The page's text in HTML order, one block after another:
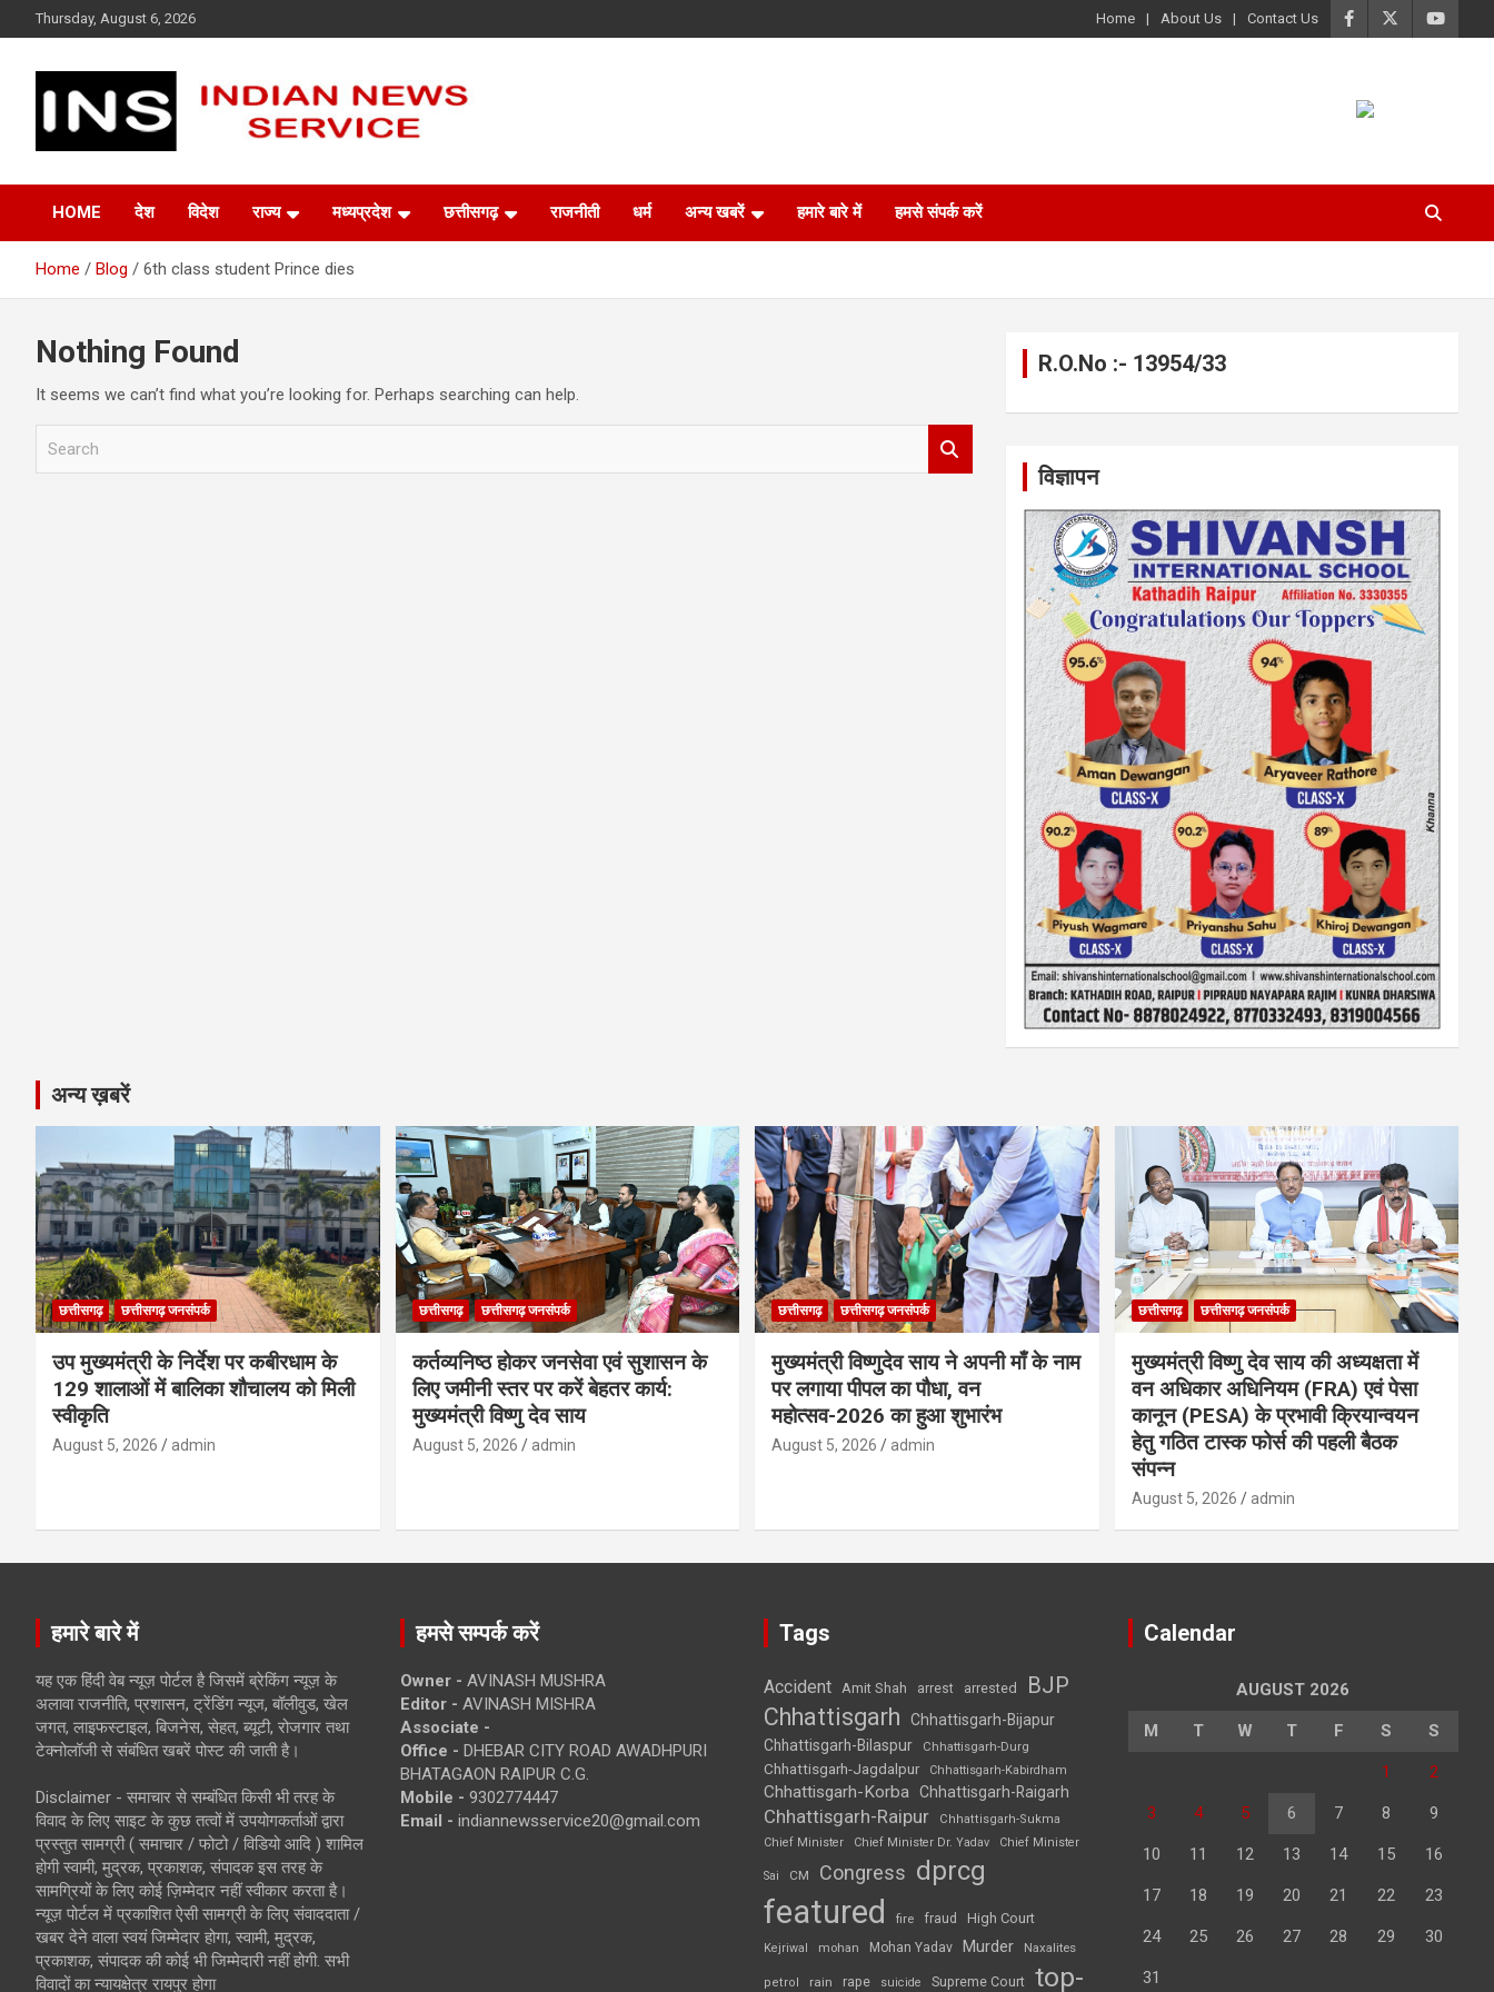
to
Thursday, August 6, 2026 Home About Us Contact Us
Indian News Service
HOME देश विदेश राज्य मध्यप्रदेश छत्तीसगढ़ राजनीती धर्म अन्य खबरें हमारे बारे में हमसे संपर्क करें
Home Blog 6th class student Prince dies
Nothing Found
It seems we can’t find what you’re looking for. Perhaps searching can help.
R.O.No :- 13954/33
विज्ञापन
अन्य ख़बरें
छत्तीसगढ़ छत्तीसगढ़ जनसंपर्क
उप मुख्यमंत्री के निर्देश पर कबीरधाम के
129 शालाओं में बालिका शौचालय को मिली
स्वीकृति
August 5, 2026 admin
छत्तीसगढ़ छत्तीसगढ़ जनसंपर्क
कर्तव्यनिष्ठ होकर जनसेवा एवं सुशासन के
लिए जमीनी स्तर पर करें बेहतर कार्य:
मुख्यमंत्री विष्णु देव साय
August 5, 2026 admin
छत्तीसगढ़ छत्तीसगढ़ जनसंपर्क
मुख्यमंत्री विष्णुदेव साय ने अपनी माँ के नाम
पर लगाया पीपल का पौधा, वन
महोत्सव-2026 का हुआ शुभारंभ
August 5, 2026 admin
छत्तीसगढ़ छत्तीसगढ़ जनसंपर्क
मुख्यमंत्री विष्णु देव साय की अध्यक्षता में
वन अधिकार अधिनियम (FRA) एवं पेसा
कानून (PESA) के प्रभावी क्रियान्वयन
हेतु गठित टास्क फोर्स की पहली बैठक
संपन्न
August 5, 2026 admin
हमारे बारे में
यह एक हिंदी वेब न्यूज़ पोर्टल है जिसमें ब्रेकिंग न्यूज़ के
अलावा राजनीति, प्रशासन, ट्रेंडिंग न्यूज, बॉलीवुड, खेल
जगत, लाइफस्टाइल, बिजनेस, सेहत, ब्यूटी, रोजगार तथा
टेक्नोलॉजी से संबंधित खबरें पोस्ट की जाती है।
Disclaimer - समाचार से सम्बंधित किसी भी तरह के
विवाद के लिए साइट के कुछ तत्वों में उपयोगकर्ताओं द्वारा
प्रस्तुत सामग्री ( समाचार / फोटो / विडियो आदि ) शामिल
होगी स्वामी, मुद्रक, प्रकाशक, संपादक इस तरह के
सामग्रियों के लिए कोई ज़िम्मेदार नहीं स्वीकार करता है।
न्यूज़ पोर्टल में प्रकाशित ऐसी सामग्री के लिए संवाददाता /
खबर देने वाला स्वयं जिम्मेदार होगा, स्वामी, मुद्रक,
प्रकाशक, संपादक की कोई भी जिम्मेदारी नहीं होगी. सभी
विवादों का न्यायक्षेत्र रायपुर होगा
हमसे सम्पर्क करें
Owner - AVINASH MUSHRA
Editor - AVINASH MISHRA
Associate -
Office - DHEBAR CITY ROAD AWADHPURI
BHATAGAON RAIPUR C.G.
Mobile - 9302774447
Email - indiannewsservice20@gmail.com
Tags
Accident Amit Shah arrest arrested BJP
Chhattisgarh
Chhattisgarh-Bijapur
Chhattisgarh-Bilaspur
Chhattisgarh-Durg
Chhattisgarh-Jagdalpur Chhattisgarh-Kabirdham
Chhattisgarh-Korba Chhattisgarh-Raigarh
Chhattisgarh-Raipur
Chhattisgarh-Sukma
Chief Minister
Chief Minister Dr. Yadav Chief Minister
Sai CM Congress dprcg
featured fire fraud High Court
Kejriwal mohan Mohan Yadav Murder Naxalites
petrol rain rape suicide Supreme Court top-
Calendar
AUGUST 2026
M T W T F S S
1 2
3 4 5 6 7 8 9
10 11 12 13 14 15 16
17 18 19 20 21 22 23
24 25 26 27 28 29 30
31